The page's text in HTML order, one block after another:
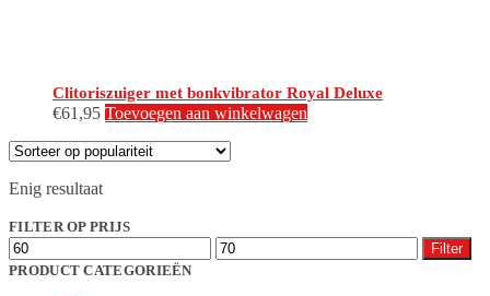
Clitoriszuiger met bonkvibrator Royal Deluxe
€61,95 Toevoegen aan winkelwagen
Enig resultaat
FILTER OP PRIJS
Min.
prijs
Max.
prijs
Filter
PRODUCT CATEGORIEËN